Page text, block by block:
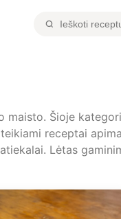
Šioje
receptai
Lėtas